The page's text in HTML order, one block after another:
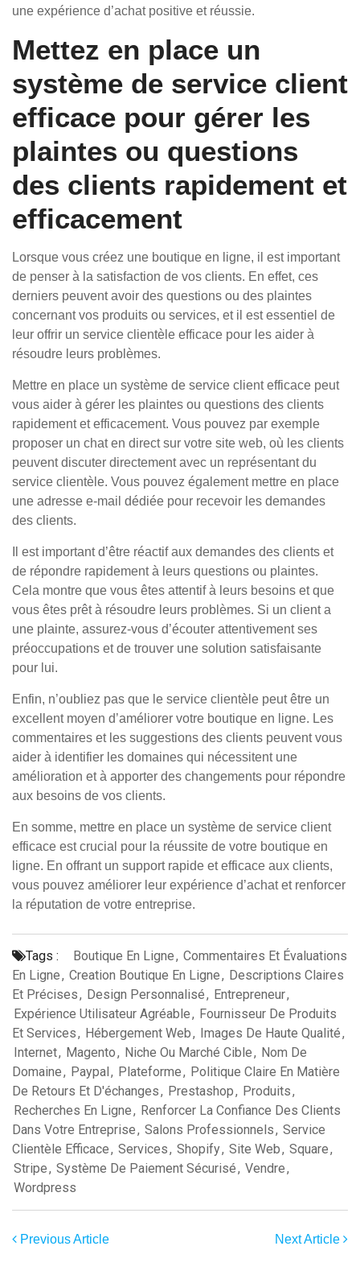
une expérience d’achat positive et réussie.
Mettez en place un
système de service client
efficace pour gérer les
plaintes ou questions
des clients rapidement et
efficacement
Lorsque vous créez une boutique en ligne, il est important
de penser à la satisfaction de vos clients. En effet, ces
derniers peuvent avoir des questions ou des plaintes
concernant vos produits ou services, et il est essentiel de
leur offrir un service clientèle efficace pour les aider à
résoudre leurs problèmes.
Mettre en place un système de service client efficace peut
vous aider à gérer les plaintes ou questions des clients
rapidement et efficacement. Vous pouvez par exemple
proposer un chat en direct sur votre site web, où les clients
peuvent discuter directement avec un représentant du
service clientèle. Vous pouvez également mettre en place
une adresse e-mail dédiée pour recevoir les demandes
des clients.
Il est important d’être réactif aux demandes des clients et
de répondre rapidement à leurs questions ou plaintes.
Cela montre que vous êtes attentif à leurs besoins et que
vous êtes prêt à résoudre leurs problèmes. Si un client a
une plainte, assurez-vous d’écouter attentivement ses
préoccupations et de trouver une solution satisfaisante
pour lui.
Enfin, n’oubliez pas que le service clientèle peut être un
excellent moyen d’améliorer votre boutique en ligne. Les
commentaires et les suggestions des clients peuvent vous
aider à identifier les domaines qui nécessitent une
amélioration et à apporter des changements pour répondre
aux besoins de vos clients.
En somme, mettre en place un système de service client
efficace est crucial pour la réussite de votre boutique en
ligne. En offrant un support rapide et efficace aux clients,
vous pouvez améliorer leur expérience d’achat et renforcer
la réputation de votre entreprise.
Tags : Boutique En Ligne, Commentaires Et Évaluations
En Ligne, Creation Boutique En Ligne, Descriptions Claires
Et Précises, Design Personnalisé, Entrepreneur,
Expérience Utilisateur Agréable, Fournisseur De Produits
Et Services, Hébergement Web, Images De Haute Qualité,
Internet, Magento, Niche Ou Marché Cible, Nom De
Domaine, Paypal, Plateforme, Politique Claire En Matière
De Retours Et D'échanges, Prestashop, Produits,
Recherches En Ligne, Renforcer La Confiance Des Clients
Dans Votre Entreprise, Salons Professionnels, Service
Clientèle Efficace, Services, Shopify, Site Web, Square,
Stripe, Système De Paiement Sécurisé, Vendre,
Wordpress
Previous Article Next Article